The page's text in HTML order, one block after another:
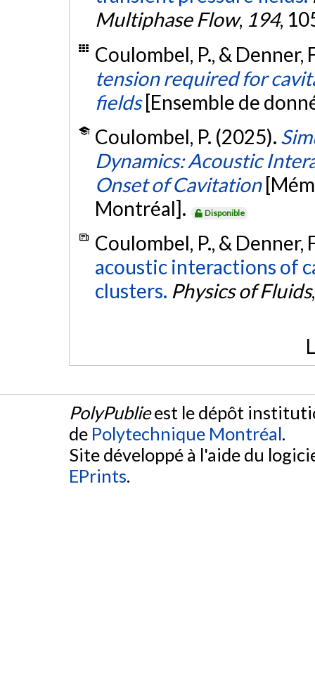
Multiphase Flow, 194,
Coulombel, P., & Denner,
tension required for
fields [Ensemble de
Coulombel, P. (2025).
Dynamics: Acoustic
Onset of Cavitation
Montréal].
Disponible
Coulombel, P., & Denner,
acoustic interactions of
clusters. Physics of Fluids
PolyPublieest le dépôt
de Polytechnique Montréal.
Site développé à l'aide du
EPrints.